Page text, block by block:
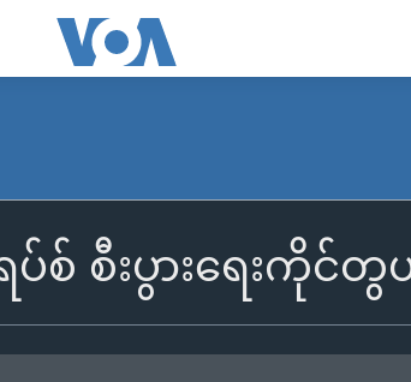
ပ်စ် စီးပွားရေးကိုင်